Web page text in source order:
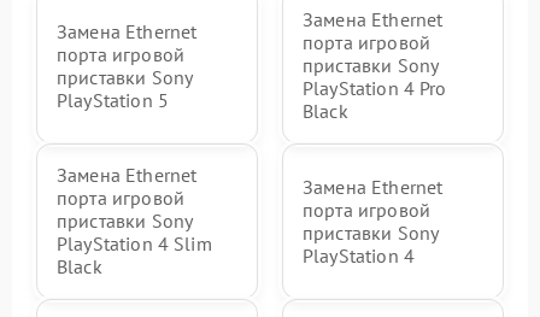
Замена Ethernet
порта игровой
приставки Sony
PlayStation 5
Замена Ethernet
порта игровой
приставки Sony
PlayStation 4 Pro
Black
Замена Ethernet
порта игровой
приставки Sony
PlayStation 4 Slim
Black
Замена Ethernet
порта игровой
приставки Sony
PlayStation 4